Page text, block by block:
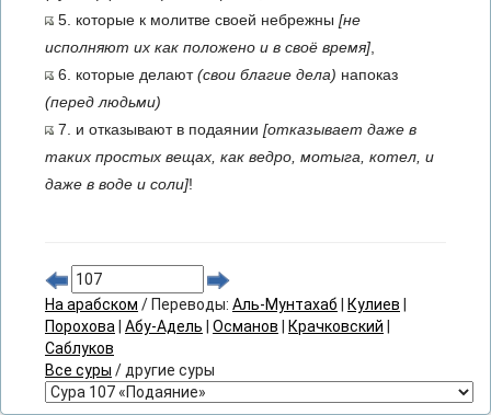
5. которые к молитве своей небрежны [не
исполняют их как положено и в своё время]
6. которые делают(свои благие дела) напоказ
(перед людьми)
7. и отказывают в подаянии [отказывает даже в
таких простых вещах, как ведро, мотыга, котел, и
даже в воде и соли]!
На арабском / Переводы: Аль-Мунтахаб Кулиев
Порохова
Абу-Адель Османов Крачковский
Саблуков
Все суры / другие суры